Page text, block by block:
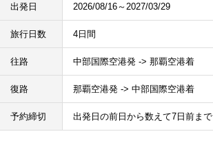
出発日 2026/08/16～2027/03/29
旅行日数 4日間
往路 中部国際空港発 -> 那覇空港着
復路 那覇空港発 -> 中部国際空港着
予約締切 出発日の前日から数えて7日前まで